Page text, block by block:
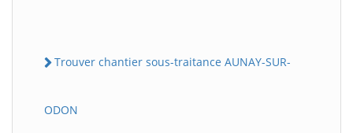
Trouver chantier sous-traitance AUNAY-SUR-
ODON